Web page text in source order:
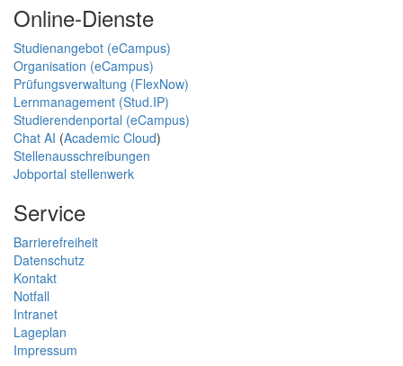
Online-Dienste
Studienangebot (eCampus)
Organisation (eCampus)
Prüfungsverwaltung (FlexNow)
Lernmanagement (Stud.IP)
Studierendenportal (eCampus)
Chat AI (Academic Cloud)
Stellenausschreibungen
Jobportal stellenwerk
Service
Barrierefreiheit
Datenschutz
Kontakt
Notfall
Intranet
Lageplan
Impressum